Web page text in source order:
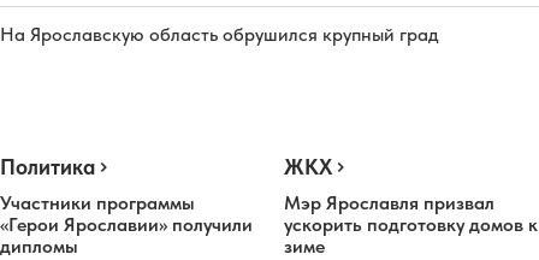
На Ярославскую область обрушился крупный град
Политика
Участники программы
«Герои Ярославии» получили
дипломы
ЖКХ
Мэр Ярославля призвал
ускорить подготовку домов к
зиме